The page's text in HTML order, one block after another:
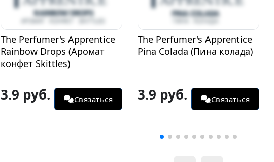
The Perfumer's Apprentice
Pina Colada (Пина колада)
3.9 руб. Связаться
The Perfumer's Apprentice
Mint Candy (Мятный
4.49 руб. Связаться